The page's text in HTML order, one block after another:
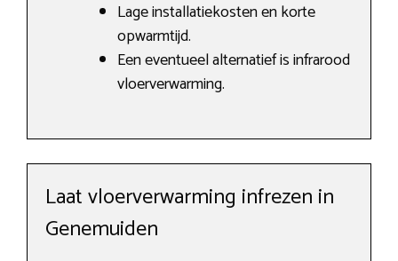
Lage installatiekosten en korte
opwarmtijd.
Een eventueel alternatief is infrarood
vloerverwarming.
Laat vloerverwarming infrezen in
Genemuiden